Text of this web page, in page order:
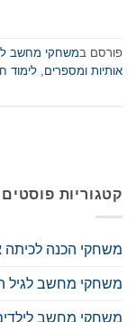
פורסם במשחקי מחשב
אותיות ומספרים, לימוד
קטגוריות פוסטים
משחקי הכנה לכיתה
משחקי מחשב לגיל
משחקי מחשב